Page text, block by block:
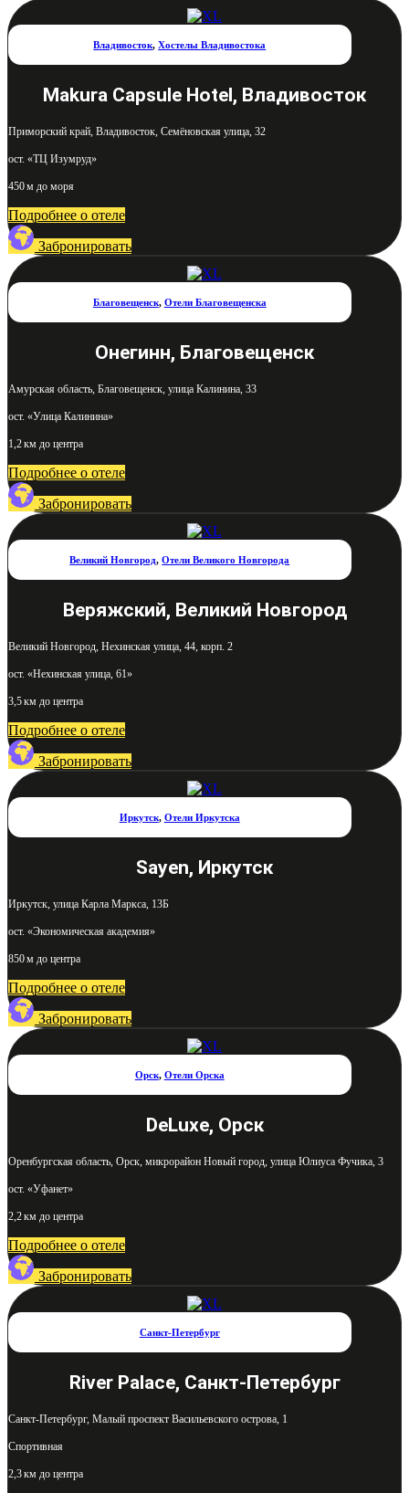
Владивосток,Хостелы Владивостока
Makura Capsule Hotel, Владивосток
Приморский край, Владивосток, Семёновская улица, 32
ост. «ТЦ Изумруд»
450 м до моря
Подробнее о отеле
Забронировать
Благовещенск, Отели Благовещенска
Онегинн, Благовещенск
Амурская область, Благовещенск, улица Калинина, 33
ост. «Улица Калинина»
1,2 км до центра
Подробнее о отеле
Забронировать
Великий Новгород,Отели Великого Новгорода
Веряжский, Великий Новгород
Великий Новгород, Нехинская улица, 44, корп. 2
ост. «Нехинская улица, 61»
3,5 км до центра
Подробнее о отеле
Забронировать
Иркутск, Отели Иркутска
Sayen, Иркутск
Иркутск, улица Карла Маркса, 13Б
ост. «Экономическая академия»
850 м до центра
Подробнее о отеле
Забронировать
Орск, Отели Орска
DeLuxe, Орск
Оренбургская область, Орск, микрорайон Новый город, улица Юлиуса Фучика, 3
ост. «Уфанет»
2,2 км до центра
Подробнее о отеле
Забронировать
Санкт-Петербург
River Palace, Санкт-Петербург
Санкт-Петербург, Малый проспект Васильевского острова, 1
Спортивная
2,3 км до центра